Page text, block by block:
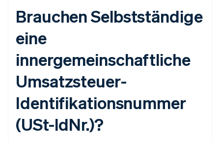
Brauchen Selbstständige
eine
innergemeinschaftliche
Umsatzsteuer-
Identifikationsnummer
(USt-IdNr.)?